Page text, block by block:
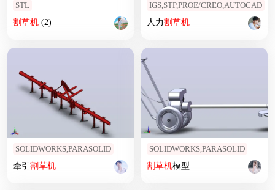
STL
割草机(2)
IGS,STP,PROE/CREO,AUTOCAD
人力割草机
SOLIDWORKS,PARASOLID
牵引 割草机
SOLIDWORKS,PARASOLID
割草机模型